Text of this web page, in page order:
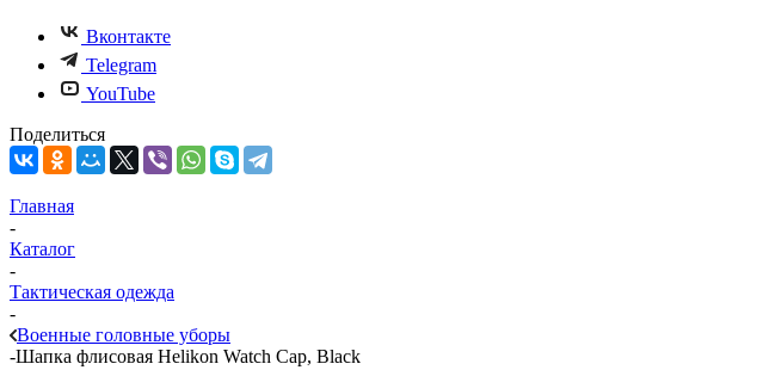
Вконтакте
Telegram
YouTube
Поделиться
Главная
-
Каталог
-
Тактическая одежда
-
Военные головные уборы
-Шапка флисовая Helikon Watch Cap, Black